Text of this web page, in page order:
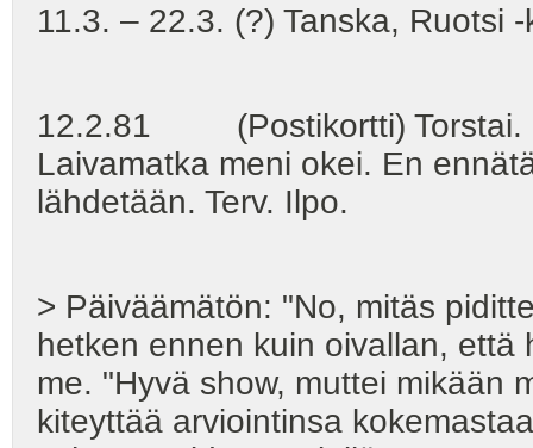
11.3. – 22.3. (?) Tanska, Ruotsi
12.2.81 (Postikortti) Torstai.
Laivamatka meni okei. En
lähdetään. Terv. Ilpo.
> Päiväämätön: "No, mitäs
hetken ennen kuin oivallan,
me. "Hyvä show, muttei mikään
kiteyttää arviointinsa